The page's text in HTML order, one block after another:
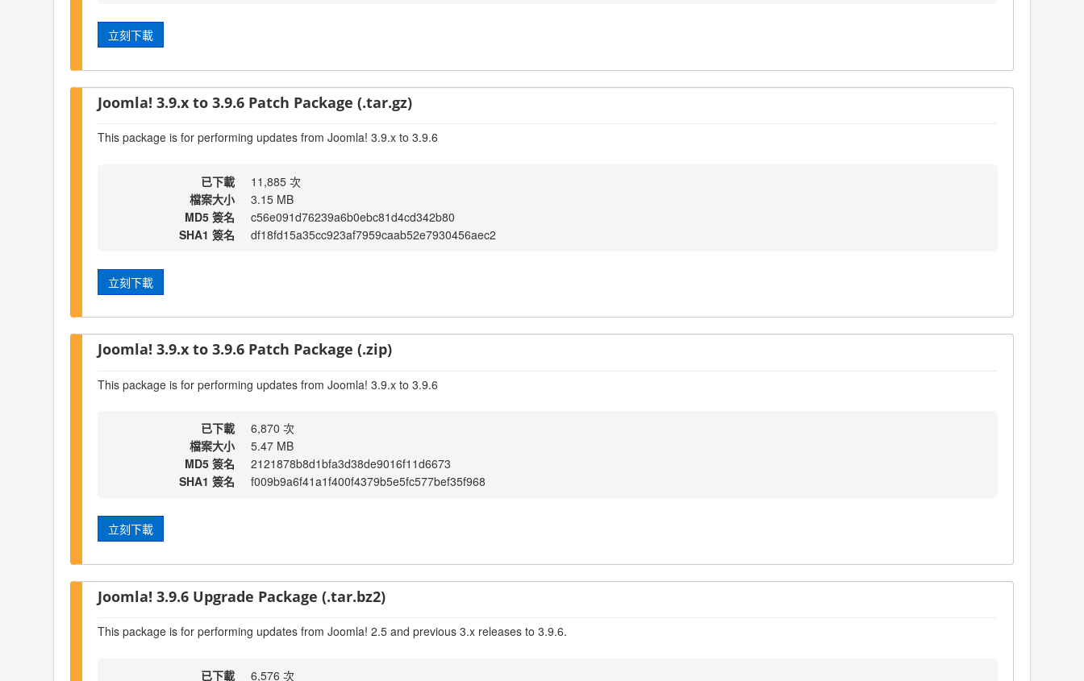
立刻下載
Joomla! 3.9.x to 3.9.6 Patch Package (.tar.gz)
This package is for performing updates from Joomla! 3.9.x to 3.9.6
已下載
11,885 次
檔案大小
3.15 MB
MD5 簽名
c56e091d76239a6b0ebc81d4cd342b80
SHA1 簽名
df18fd15a35cc923af7959caab52e7930456aec2
立刻下載
Joomla! 3.9.x to 3.9.6 Patch Package (.zip)
This package is for performing updates from Joomla! 3.9.x to 3.9.6
已下載
6,870 次
檔案大小
5.47 MB
MD5 簽名
2121878b8d1bfa3d38de9016f11d6673
SHA1 簽名
f009b9a6f41a1f400f4379b5e5fc577bef35f968
立刻下載
Joomla! 3.9.6 Upgrade Package (.tar.bz2)
This package is for performing updates from Joomla! 2.5 and previous 3.x releases to 3.9.6.
已下載 6,576 次